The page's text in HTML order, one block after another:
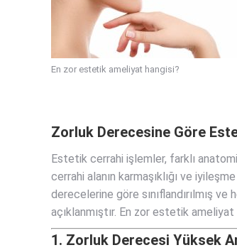
En zor estetik ameliyat hangisi?
Zorluk Derecesine Göre
Estetik cerrahi işlemler, farklı
cerrahi alanın karmaşıklığı ve
derecelerine göre sınıflandırılmış
açıklanmıştır. En zor estetik ameliyat
1. Zorluk Derecesi Yüksek